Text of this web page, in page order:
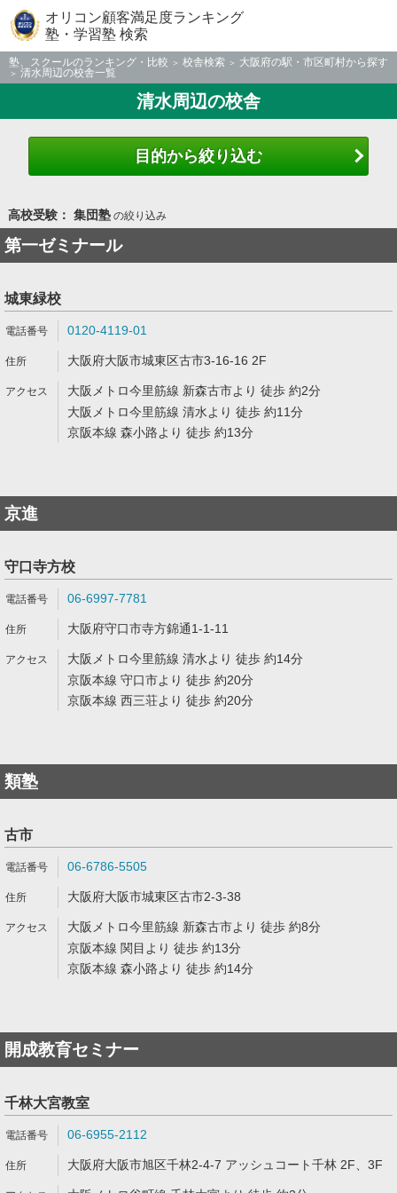
オリコン顧客満足度ランキング
塾・学習塾 検索
塾、スクールのランキング・比較 校舎検索
大阪府の駅・市区町村から探す
清水周辺の校舎一覧
清水周辺の校舎
目的から絞り込む
高校受験： 集団塾の絞り込み
第一ゼミナール
城東緑校
0120-4119-01
大阪府大阪市城東区古市3-16-16 2F
大阪メトロ今里筋線 新森古市より 徒歩 約2分
大阪メトロ今里筋線 清水より 徒歩 約11分
京阪本線 森小路より 徒歩 約13分
京進
守口寺方校
06-6997-7781
大阪府守口市寺方錦通1-1-11
大阪メトロ今里筋線 清水より 徒歩 約14分
京阪本線 守口市より 徒歩 約20分
京阪本線 西三荘より 徒歩 約20分
類塾
古市
06-6786-5505
大阪府大阪市城東区古市2-3-38
大阪メトロ今里筋線 新森古市より 徒歩 約8分
京阪本線 関目より 徒歩 約13分
京阪本線 森小路より 徒歩 約14分
開成教育セミナー
千林大宮教室
06-6955-2112
大阪府大阪市旭区千林2-4-7 アッシュコート千林 2F、3F